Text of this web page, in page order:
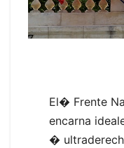
El� Frente
encarna
�